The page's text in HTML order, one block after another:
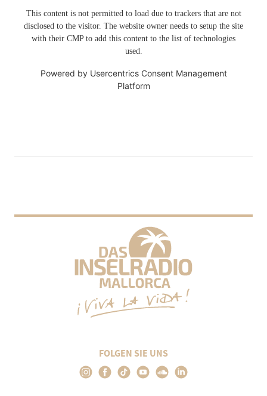
This content is not permitted to load due to trackers that are not
disclosed to the visitor. The website owner needs to setup the site
with their CMP to add this content to the list of technologies
used.
Powered by Usercentrics Consent Management
Platform
FOLGEN SIE UNS